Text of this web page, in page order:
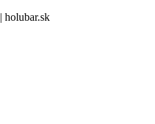
| holubar.sk